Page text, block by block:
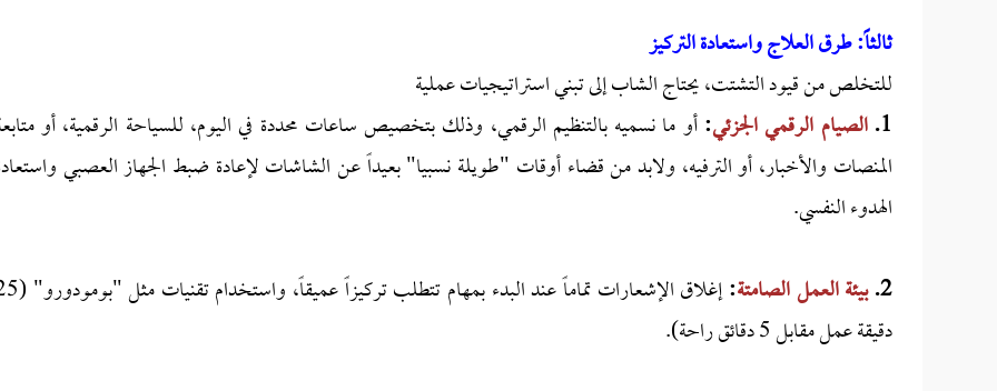
ثالثاً: طرق العلاج واستعادة التركيز
للتخلص من قيود التشتت، يحتاج الشاب إلى تبني استراتيجيات عملية
1. الصيام الرقمي الجزئي:أو ما نسميه بالتنظيم الرقمي، وذلك بتخصيص ساعات محددة في اليوم، للسياحة الرقمية، أو
المنصات والأخبار، أو الترفيه، ولابد من قضاء أوقات "طويلة نسبيا" بعيداً عن الشاشات لإعادة ضبط الجهاز العصبي
الهدوء النفسي.
2. بيئة العمل الصامتة:
إغلاق الإشعارات تماماً عند البدء
دقيقة عمل مقابل 5 دقائق راحة).